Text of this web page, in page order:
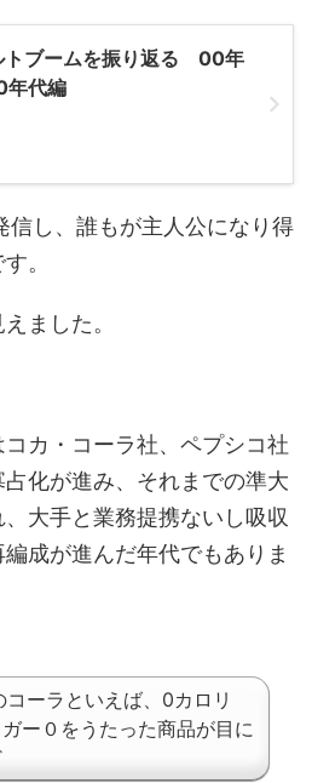
トブームを振り返る 00年
年代編
信し、誰もが主人公になり得
。
ました。
カ・コーラ社、ペプシコ社
化が進み、それまでの準大
大手と業務提携ないし吸収
成が進んだ年代でもありま
ーラといえば、0カロリ
ー０をうたった商品が目に